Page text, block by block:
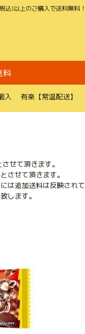
)以上のご購入で送料無料
料
有楽【常温配送】
させて頂きます。
とさせて頂きます。
は追加送料は反映されて
します。